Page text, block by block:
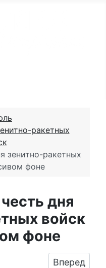
ракетных
зенитно-ракетных
фоне
дня
войск
фоне
открытка с днем
Вперед